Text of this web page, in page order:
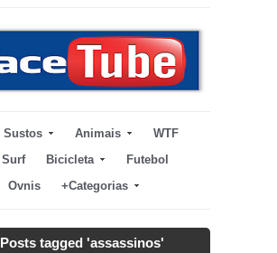
Sustos Animais
WTF
Surf Bicicleta
Futebol
Ovnis +Categorias
Posts tagged 'assassinos'